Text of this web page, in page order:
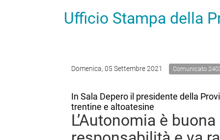
Ufficio Stampa della
Domenica, 05 Settembre 2021 Comunicato
In Sala Depero il presidente della
trentine e altoatesine
L’Autonomia è